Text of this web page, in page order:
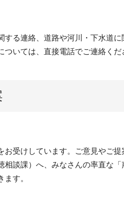
る連絡、道路や河川・下水道
いては、直接電話でご連絡くだ
受けしています。ご意見やご
談課）へ、みなさんの率直な
す。